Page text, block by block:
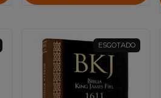
ESGOTADO